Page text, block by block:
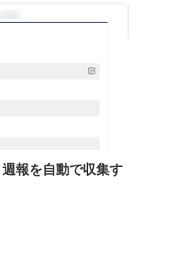
報を自動で収集す